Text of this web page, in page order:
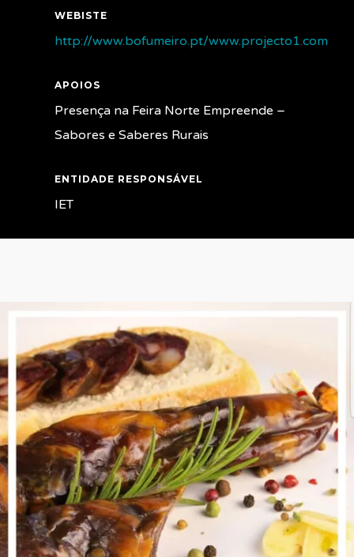
WEBISTE
http://www.bofumeiro.pt/www.projecto1.com
APOIOS
Presença na Feira Norte Empreende –
Sabores e Saberes Rurais
ENTIDADE RESPONSÁVEL
IET